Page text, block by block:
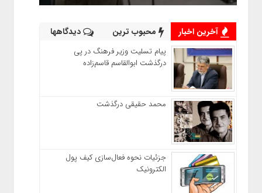
آخرین اخبار محبوب ترین دیدگاهها
پیام تسلیت وزیر فرهنگ در پی
درگذشت ابوالقاسم قاسم‌زاده
محمد حقیقی درگذشت
جزئیات نحوه فعال‌سازی کیف پول
الکترونیک